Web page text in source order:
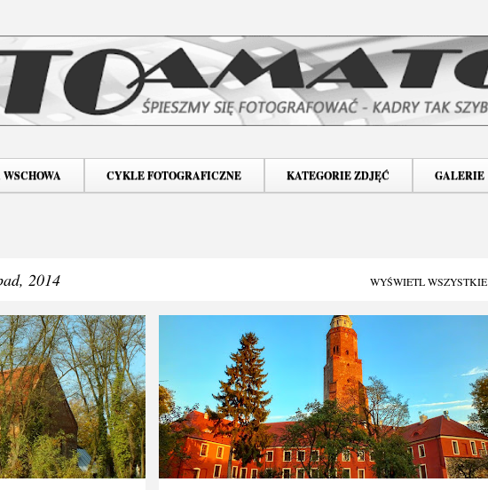
CYKLE FOTOGRAFICZNE KATEGORIE ZDJĘĆ GALERIE
2014 WYŚWIETL WSZYSTKIE
+2 DOKUMENTALNE E-WSCHOWA INNE OBIEKTY